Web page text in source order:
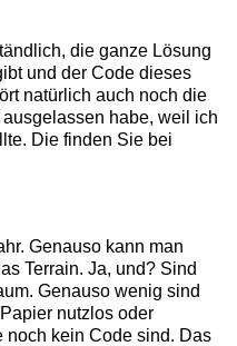
die ganze Lösung
und der Code dieses
natürlich auch noch die
habe, weil ich
Die finden Sie bei
Genauso kann man
Terrain. Ja, und? Sind
Genauso wenig sind
nutzlos oder
noch kein Code sind. Das